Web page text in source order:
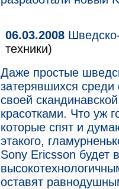
06.03.2008
техники)
Даже простые
затерявшихся
своей
красотками. Что уж
которые спят и
этакого,
Sony Ericsson будет
оставят